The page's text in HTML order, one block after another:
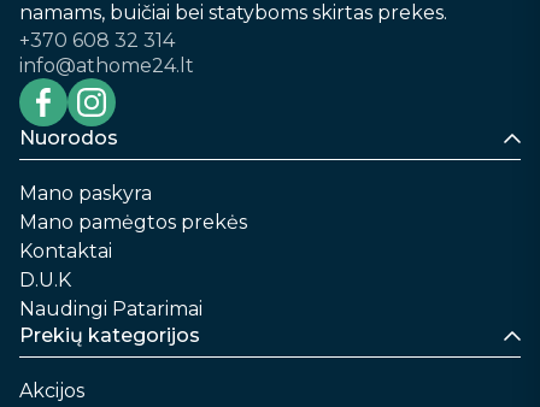
namams, buičiai bei statyboms skirtas prekes.
+370 608 32 314
info@athome24.lt
Nuorodos
Mano paskyra
Mano pamėgtos prekės
Kontaktai
D.U.K
Naudingi Patarimai
Prekių kategorijos
Akcijos